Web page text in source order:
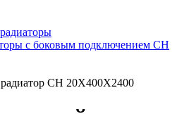
c боковым подключением CH
CH 20Х400Х2400